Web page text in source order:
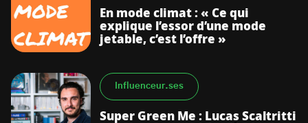
En mode climat : « Ce qui
explique l’essor d’une mode
jetable, c’est l’offre »
Influenceur.ses
Super Green Me : Lucas Scaltritti